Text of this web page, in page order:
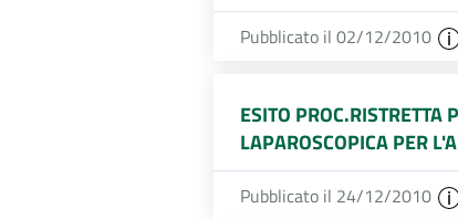
Pubblicato il 02/12/2010
ESITO
LAPAROSCOPICA PER
Pubblicato il 24/12/2010